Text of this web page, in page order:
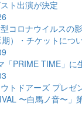
ト出演が決定
型コロナウイルスの
）・チケットにつ
「PRIME TIME」に
トドアーズ プレゼ
〜白馬ノ音〜」